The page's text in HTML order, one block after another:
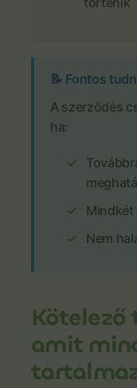
📝 Fontos
A szerződés
ha:
Mindkét
Nem
amit